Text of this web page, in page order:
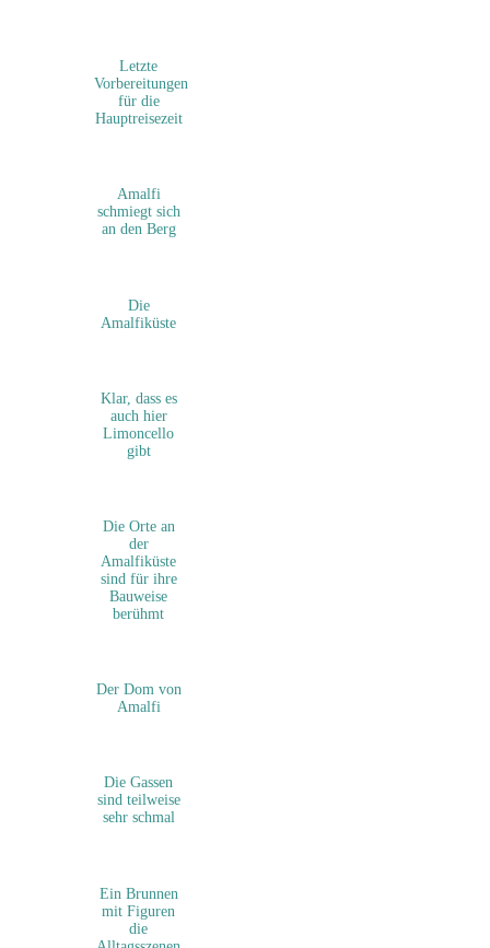
Letzte
Vorbereitungen
für die
Hauptreisezeit
Amalfi
schmiegt sich
an den Berg
Die
Amalfiküste
Klar, dass es
auch hier
Limoncello
gibt
Die Orte an
der
Amalfiküste
sind für ihre
Bauweise
berühmt
Der Dom von
Amalfi
Die Gassen
sind teilweise
sehr schmal
Ein Brunnen
mit Figuren
die